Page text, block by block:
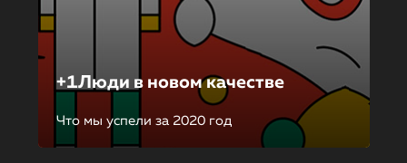
+1Люди в новом качестве
Что мы успели за 2020 год